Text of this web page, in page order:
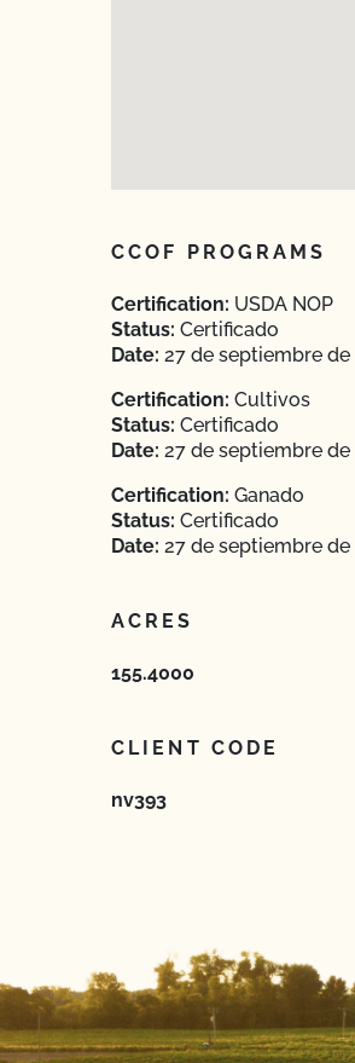
CCOF PROGRAMS
Certification: USDA NOP
Status: Certificado
Date: 27 de septiembre de
Certification: Cultivos
Status: Certificado
Date: 27 de septiembre de
Certification: Ganado
Status: Certificado
Date: 27 de septiembre de
ACRES
155.4000
CLIENT CODE
nv393